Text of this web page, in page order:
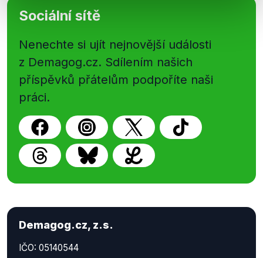
Sociální sítě
Nenechte si ujít nejnovější události
z Demagog.cz. Sdílením našich
příspěvků přátelům podpoříte naši
práci.
Demagog.cz, z.s.
IČO: 05140544